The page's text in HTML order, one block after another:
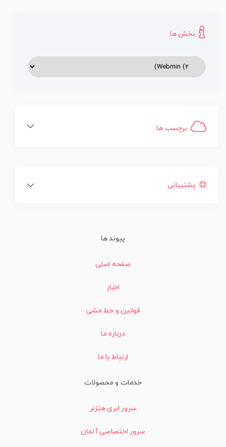
بخش ها
برچسب ها
پشتیبانی
پیوند ها
صفحه اصلی
اخبار
قوانین و خط مشی
درباره ما
ارتباط با ما
خدمات و محصولات
سرور ابری هتزنر
سرور اختصاصی آلمان